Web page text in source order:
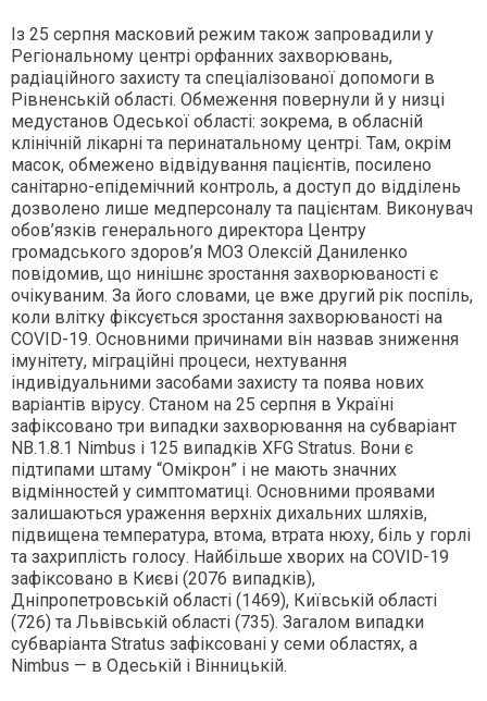
Із 25 серпня масковий режим також запровадили у
Регіональному центрі орфанних захворювань,
радіаційного захисту та спеціалізованої допомоги в
Рівненській області. Обмеження повернули й у низці
медустанов Одеської області: зокрема, в обласній
клінічній лікарні та перинатальному центрі. Там, окрім
масок, обмежено відвідування пацієнтів, посилено
санітарно-епідемічний контроль, а доступ до відділень
дозволено лише медперсоналу та пацієнтам. Виконувач
обов’язків генерального директора Центру
громадського здоров’я МОЗ Олексій Даниленко
повідомив, що нинішнє зростання захворюваності є
очікуваним. За його словами, це вже другий рік поспіль,
коли влітку фіксується зростання захворюваності на
COVID-19. Основними причинами він назвав зниження
імунітету, міграційні процеси, нехтування
індивідуальними засобами захисту та поява нових
варіантів вірусу. Станом на 25 серпня в Україні
зафіксовано три випадки захворювання на субваріант
NB.1.8.1 Nimbus і 125 випадків XFG Stratus. Вони є
підтипами штаму “Омікрон” і не мають значних
відмінностей у симптоматиці. Основними проявами
залишаються ураження верхніх дихальних шляхів,
підвищена температура, втома, втрата нюху, біль у горлі
та захриплість голосу. Найбільше хворих на COVID-19
зафіксовано в Києві (2076 випадків),
Дніпропетровській області (1469), Київській області
(726) та Львівській області (735). Загалом випадки
субваріанта Stratus зафіксовані у семи областях, а
Nimbus — в Одеській і Вінницькій.